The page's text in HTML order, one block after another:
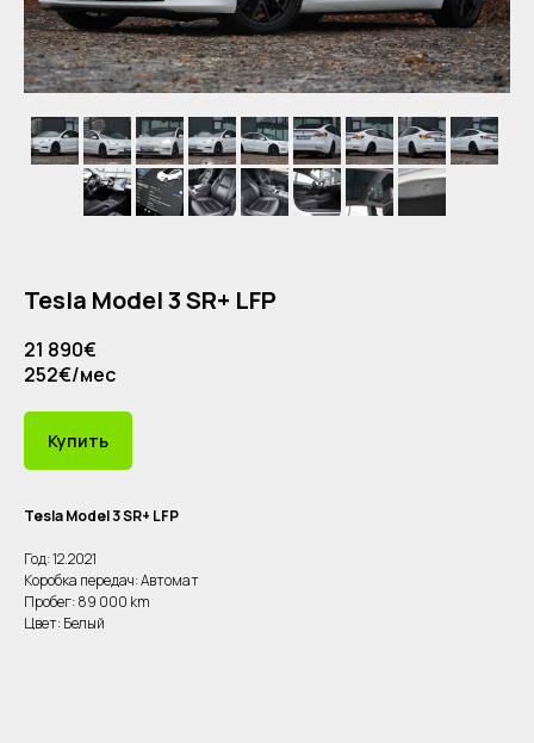
Tesla Model 3 SR+ LFP
21 890€
252€/мес
Купить
Tesla Model 3 SR+ LFP
Год: 12.2021
Коробка передач: Автомат
Пробег: 89 000 km
Цвет: Белый